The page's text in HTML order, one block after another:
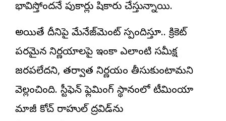
భావిస్తోందనే పుకార్లు షికారు చేస్తున్నాయి.
అయితే దీనిపై మేనేజ్‌మెంట్ స్పందిస్తూ.. క్రికెట్
పరమైన నిర్ణయాలపై ఇంకా ఎలాంటి సమీక్ష
జరపలేదని, తర్వాత నిర్ణయం తీసుకుంటామని
వెల్లడించింది. స్టీఫెన్ ఫ్లెమింగ్ స్థానంలో టీమిండియా
మాజీ కోచ్ రాహుల్ ద్రవిడ్‌ను